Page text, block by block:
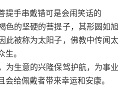
提手串戴错可是会闹笑话的
色的坚硬的菩提子，其形圆如旭
此被称为太阳子，佛教中传闻太
。
为生意的兴隆保驾护航，为事业
给佩戴者带来幸运和安康。